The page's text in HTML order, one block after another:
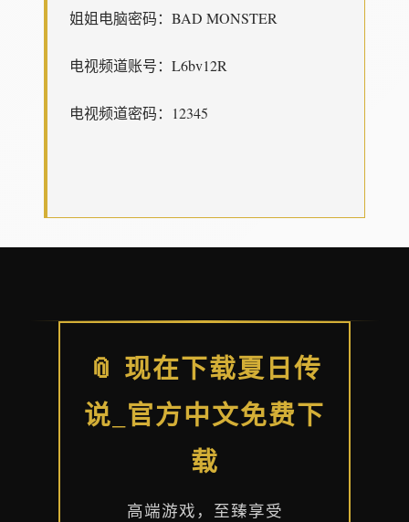
姐姐电脑密码：BAD MONSTER
电视频道账号：L6bv12R
电视频道密码：12345
📎 现在下载夏日传
说_官方中文免费下
载
高端游戏，至臻享受